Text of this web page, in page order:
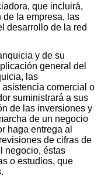
que incluirá,
de la empresa, las
desarrollo de la red
y de su
general del
las
comercial o
suministrará a sus
de las inversiones y
de un negocio
haga entrega al
de cifras de
negocio, éstas
o estudios, que